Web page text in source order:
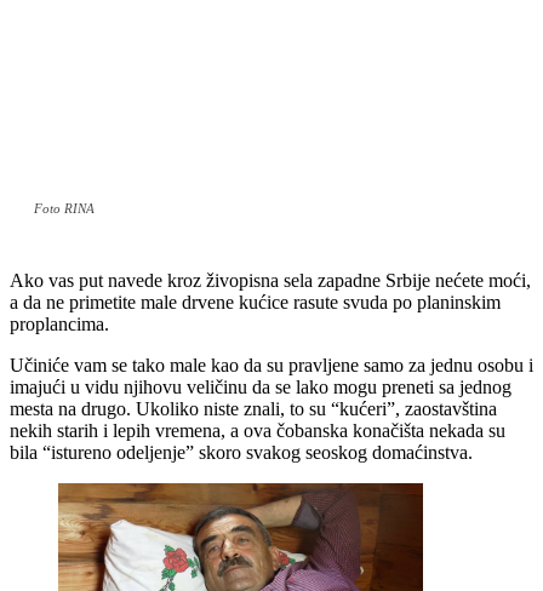
Foto RINA
Ako vas put navede kroz živopisna sela zapadne Srbije nećete moći,
a da ne primetite male drvene kućice rasute svuda po planinskim
proplancima.
Učiniće vam se tako male kao da su pravljene samo za jednu osobu i
imajući u vidu njihovu veličinu da se lako mogu preneti sa jednog
mesta na drugo. Ukoliko niste znali, to su “kućeri”, zaostavština
nekih starih i lepih vremena, a ova čobanska konačišta nekada su
bila “istureno odeljenje” skoro svakog seoskog domaćinstva.